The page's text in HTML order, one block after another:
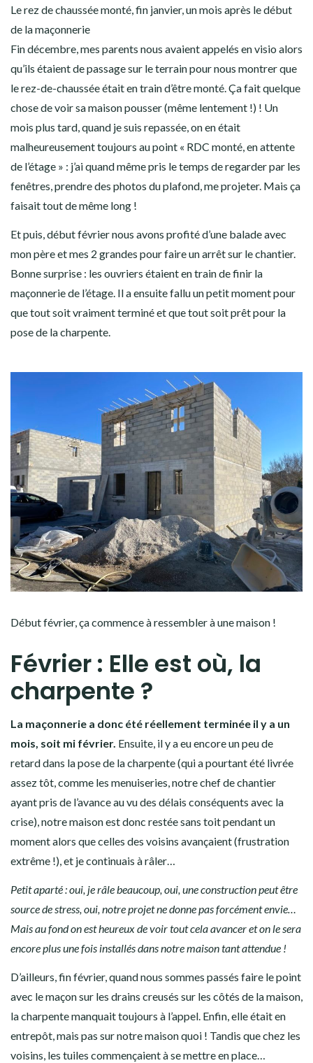
Le rez de chaussée monté, fin janvier, un mois après le début
de la maçonnerie
Fin décembre, mes parents nous avaient appelés en visio alors
qu’ils étaient de passage sur le terrain pour nous montrer que
le rez-de-chaussée était en train d’être monté. Ça fait quelque
chose de voir sa maison pousser (même lentement !) ! Un
mois plus tard, quand je suis repassée, on en était
malheureusement toujours au point « RDC monté, en attente
de l’étage » : j’ai quand même pris le temps de regarder par les
fenêtres, prendre des photos du plafond, me projeter. Mais ça
faisait tout de même long !
Et puis, début février nous avons profité d’une balade avec
mon père et mes 2 grandes pour faire un arrêt sur le chantier.
Bonne surprise : les ouvriers étaient en train de finir la
maçonnerie de l’étage. Il a ensuite fallu un petit moment pour
que tout soit vraiment terminé et que tout soit prêt pour la
pose de la charpente.
Début février, ça commence à ressembler à une maison !
Février : Elle est où, la
charpente ?
La maçonnerie a donc été réellement terminée il y a un
mois, soit mi février. Ensuite, il y a eu encore un peu de
retard dans la pose de la charpente (qui a pourtant été livrée
assez tôt, comme les menuiseries, notre chef de chantier
ayant pris de l’avance au vu des délais conséquents avec la
crise), notre maison est donc restée sans toit pendant un
moment alors que celles des voisins avançaient (frustration
extrême !), et je continuais à râler…
Petit aparté : oui, je râle beaucoup, oui, une construction peut être
source de stress, oui, notre projet ne donne pas forcément envie…
Mais au fond on est heureux de voir tout cela avancer et on le sera
encore plus une fois installés dans notre maison tant attendue !
D’ailleurs, fin février, quand nous sommes passés faire le point
avec le maçon sur les drains creusés sur les côtés de la maison,
la charpente manquait toujours à l’appel. Enfin, elle était en
entrepôt, mais pas sur notre maison quoi ! Tandis que chez les
voisins, les tuiles commençaient à se mettre en place…